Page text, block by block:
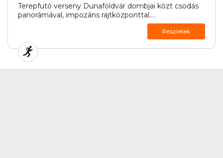
Terepfutó verseny Dunaföldvár dombjai közt csodás
panorámával, impozáns rajtközponttal....
Részletek